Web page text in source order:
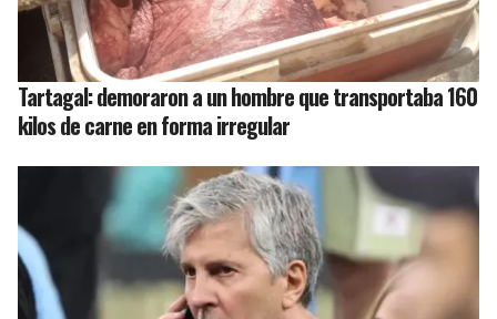
Tartagal: demoraron a un hombre que transportaba 160
kilos de carne en forma irregular